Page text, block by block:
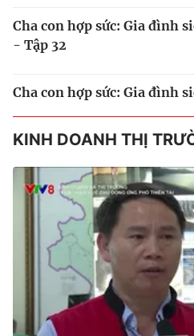
Cha con hợp sức: Gia đình
- Tập 32
Cha con hợp sức: Gia đình
KINH DOANH THỊ